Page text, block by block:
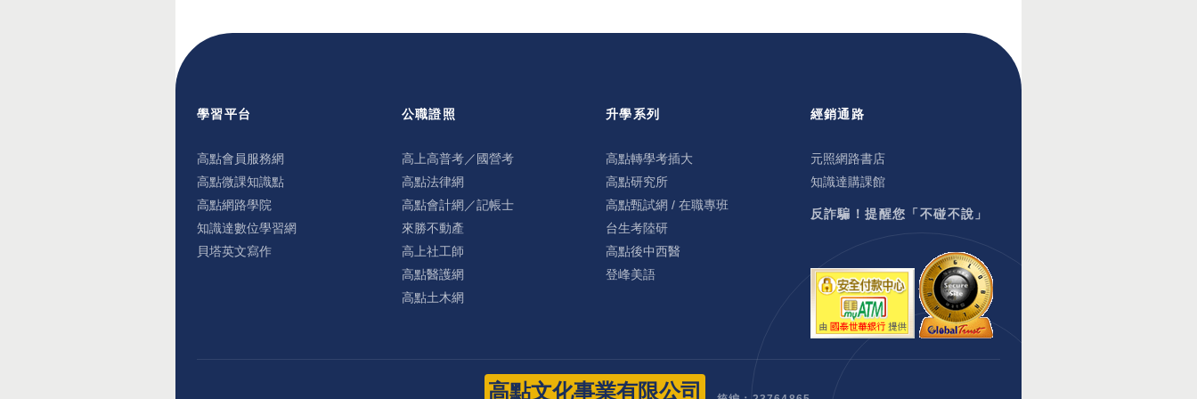
學習平台
高點會員服務網
高點微課知識點
高點網路學院
知識達數位學習網
貝塔英文寫作
公職證照
高上高普考／國營考
高點法律網
高點會計網／記帳士
來勝不動產
高上社工師
高點醫護網
高點土木網
升學系列
高點轉學考插大
高點研究所
高點甄試網 / 在職專班
台生考陸研
高點後中西醫
登峰美語
經銷通路
元照網路書店
知識達購課館
反詐騙！提醒您「不碰不說」
高點文化事業有限公司